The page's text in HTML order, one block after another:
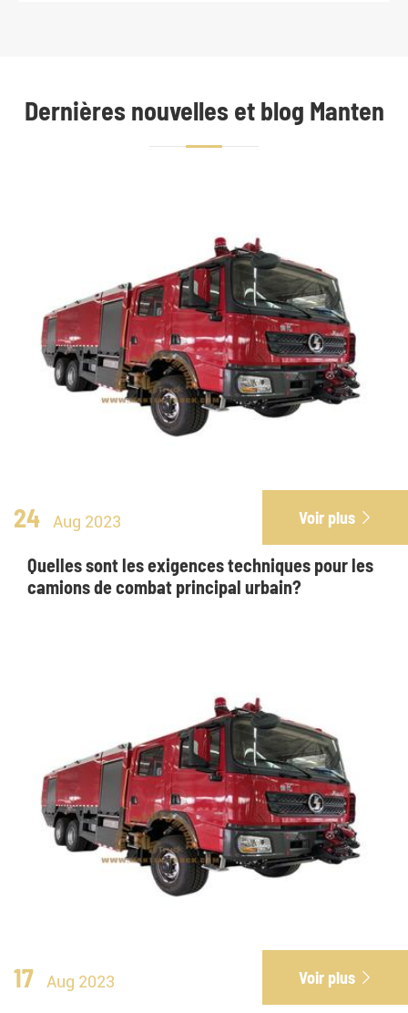
Dernières nouvelles et blog Manten
24 Aug 2023 Voir plus 
Quelles sont les exigences techniques pour les
camions de combat principal urbain?
17 Aug 2023 Voir plus 